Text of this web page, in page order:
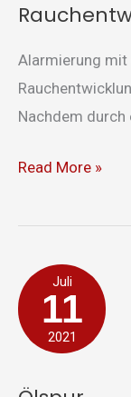
Alarmierung mit
Nachdem durch
Read More »
Juli
11
2021
Ölspur